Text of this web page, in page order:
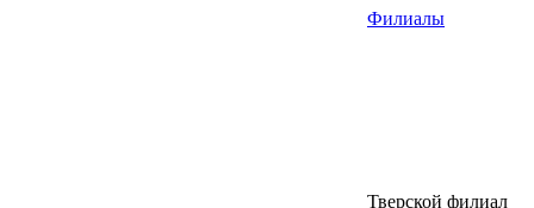
Филиалы
Тверской филиал